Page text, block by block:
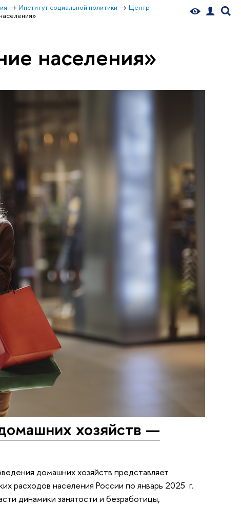
Институт социальной политики
Центр
населения»
хозяйств —
домашних хозяйств представляет
расходов населения России по январь 2025 г.
динамики занятости и безработицы,